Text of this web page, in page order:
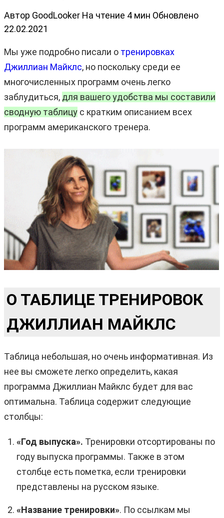
Автор GoodLooker На чтение 4 мин Обновлено
22.02.2021
Мы уже подробно писали о тренировках
Джиллиан Майклс, но поскольку среди ее
многочисленных программ очень легко
заблудиться, для вашего удобства мы составили
сводную таблицу с кратким описанием всех
программ американского тренера.
О ТАБЛИЦЕ ТРЕНИРОВОК
ДЖИЛЛИАН МАЙКЛС
Таблица небольшая, но очень информативная. Из
нее вы сможете легко определить, какая
программа Джиллиан Майклс будет для вас
оптимальна. Таблица содержит следующие
столбцы:
«Год выпуска». Тренировки отсортированы по
году выпуска программы. Также в этом
столбце есть пометка, если тренировки
представлены на русском языке.
«Название тренировки». По ссылкам мы